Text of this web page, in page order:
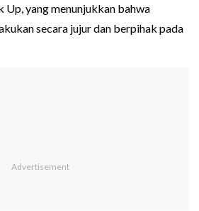
yang menunjukkan bahwa
secara jujur dan berpihak pada